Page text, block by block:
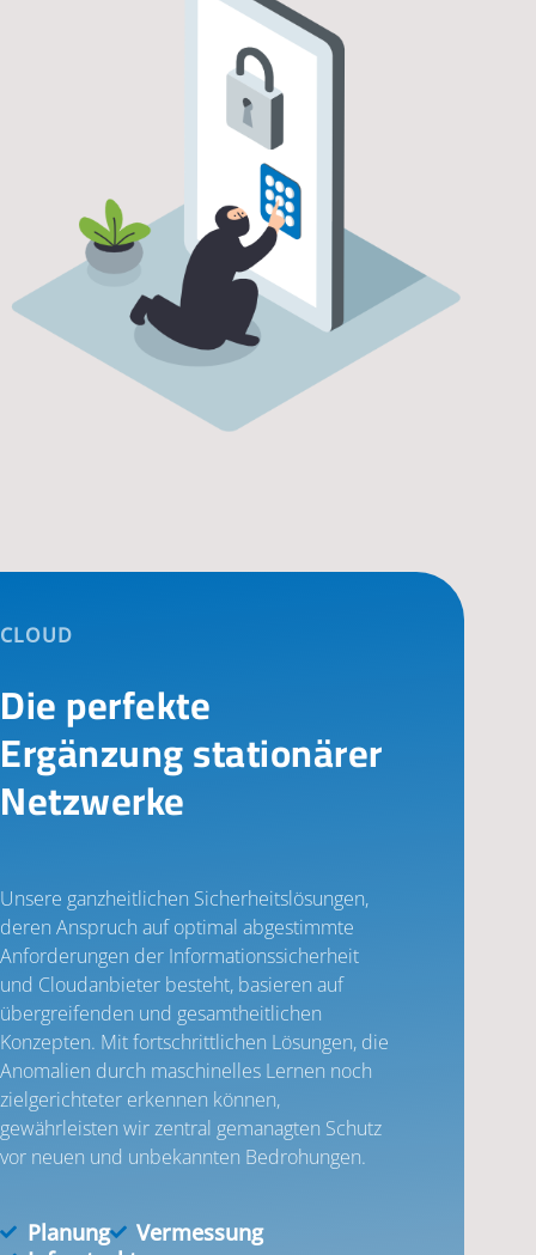
CLOUD
Die perfekte
Ergänzung stationärer
Netzwerke
Unsere ganzheitlichen Sicherheitslösungen,
deren Anspruch auf optimal abgestimmte
Anforderungen der Informationssicherheit
und Cloudanbieter besteht, basieren auf
übergreifenden und gesamtheitlichen
Konzepten. Mit fortschrittlichen Lösungen, die
Anomalien durch maschinelles Lernen noch
zielgerichteter erkennen können,
gewährleisten wir zentral gemanagten Schutz
vor neuen und unbekannten Bedrohungen.
Planung
Vermessung